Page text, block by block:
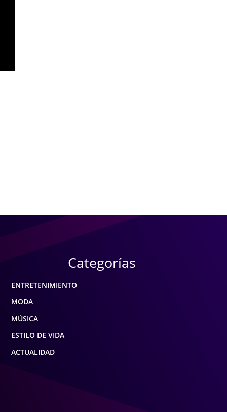
Categorías
ENTRETENIMIENTO
MODA
MÚSICA
ESTILO DE VIDA
ACTUALIDAD